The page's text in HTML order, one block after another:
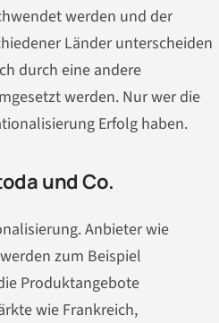
werden und der
Länder unterscheiden
durch eine andere
werden. Nur wer die
Erfolg haben.
und Co.
Anbieter wie
zum Beispiel
Produktangebote
wie Frankreich,